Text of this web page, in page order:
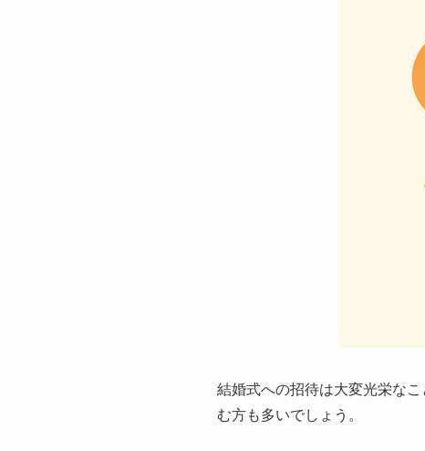
結婚式への招待は大変光栄な
む方も多いでしょう。